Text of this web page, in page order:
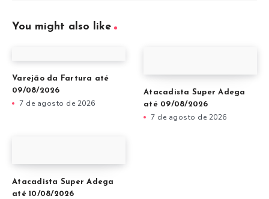
You might also like
Varejão da Fartura até
09/08/2026
7 de agosto de 2026
Atacadista Super Adega
até 09/08/2026
7 de agosto de 2026
Atacadista Super Adega
até 10/08/2026